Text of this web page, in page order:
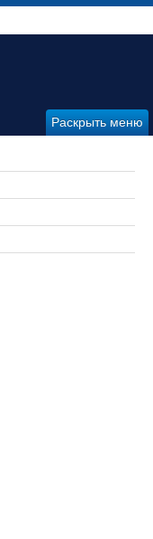
Раскрыть меню